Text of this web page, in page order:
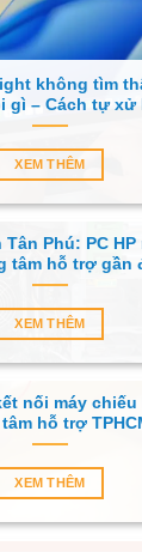
không tìm
gì – Cách tự xử
XEM THÊM
Phú: PC HP
tâm hỗ trợ gần
XEM THÊM
nối máy chiếu
hỗ trợ
XEM THÊM